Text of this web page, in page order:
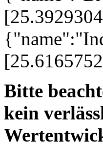
Bitte
kein